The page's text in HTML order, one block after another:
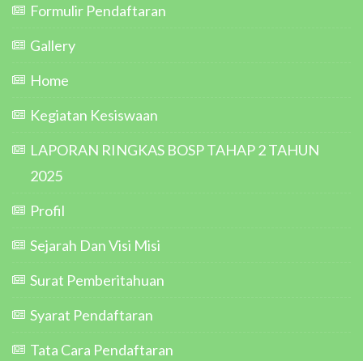
Formulir Pendaftaran
Gallery
Home
Kegiatan Kesiswaan
LAPORAN RINGKAS BOSP TAHAP 2 TAHUN
2025
Profil
Sejarah Dan Visi Misi
Surat Pemberitahuan
Syarat Pendaftaran
Tata Cara Pendaftaran